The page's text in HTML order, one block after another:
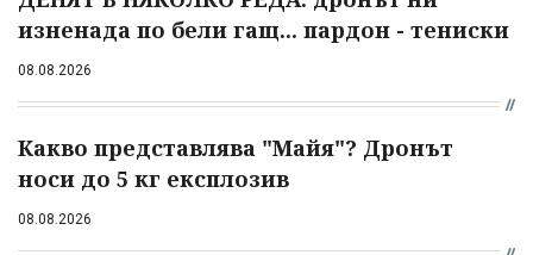
изненада по бели гащ... пардон - тениски
08.08.2026
Какво представлява "Майя"? Дронът
носи до 5 кг експлозив
08.08.2026